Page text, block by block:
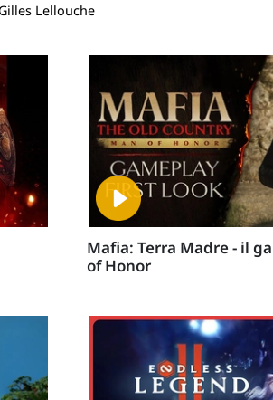
Lellouche
Mafia: Terra Madre - il
of Honor